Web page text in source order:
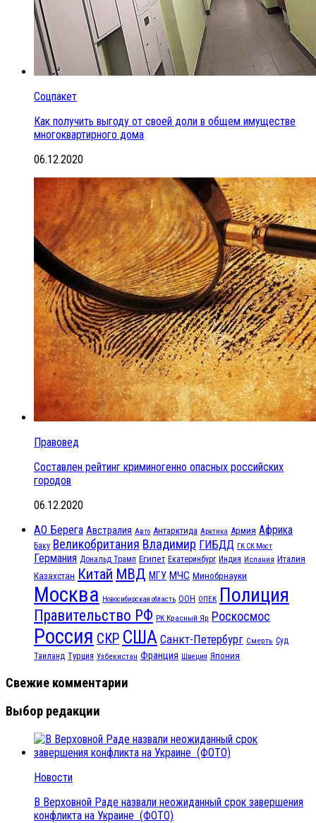
Соцпакет
Как получить выгоду от своей доли в общем имуществе
многоквартирного дома
06.12.2020
Правовед
Составлен рейтинг криминогенно опасных российских
городов
06.12.2020
АО Берега Австралия Авто Антарктида Арктика Армия Африка
Баку Великобритания Владимир ГИБДД ГК СК Мост
Германия Дональд Трамп Египет Екатеринбург Индия Испания Италия
Казахстан Китай МВД МГУ МЧС Минобрнауки
Москва Новосибирская область ООН ОПЕК Полиция
Правительство РФ РК Красный Яр Роскосмос
Россия СКР США Санкт-Петербург Смерть Суд
Таиланд Турция Узбекистан Франция Швеция Япония
Свежие комментарии
Выбор редакции
Новости
В Верховной Раде назвали неожиданный срок завершения
конфликта на Украине (ФОТО)